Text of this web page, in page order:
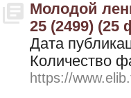
Молодой
25 (2499) (25
Дата
Количество
https://